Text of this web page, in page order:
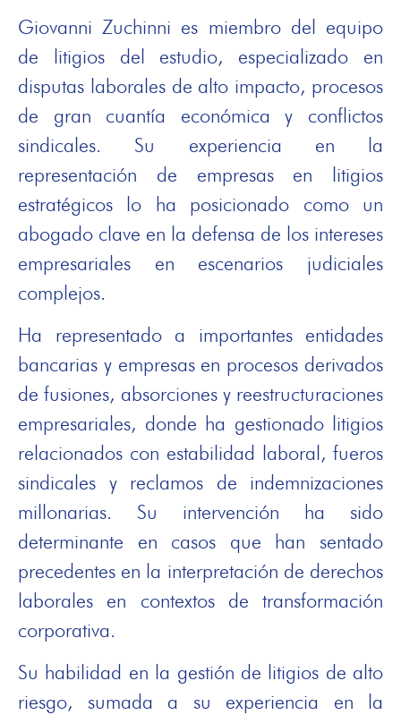
Giovanni Zuchinni es miembro del equipo
de litigios del estudio, especializado en
disputas laborales de alto impacto, procesos
de gran cuantía económica y conflictos
sindicales. Su experiencia en la
representación de empresas en litigios
estratégicos lo ha posicionado como un
abogado clave en la defensa de los intereses
empresariales en escenarios judiciales
complejos.
Ha representado a importantes entidades
bancarias y empresas en procesos derivados
de fusiones, absorciones y reestructuraciones
empresariales, donde ha gestionado litigios
relacionados con estabilidad laboral, fueros
sindicales y reclamos de indemnizaciones
millonarias. Su intervención ha sido
determinante en casos que han sentado
precedentes en la interpretación de derechos
laborales en contextos de transformación
corporativa.
Su habilidad en la gestión de litigios de alto
riesgo, sumada a su experiencia en la